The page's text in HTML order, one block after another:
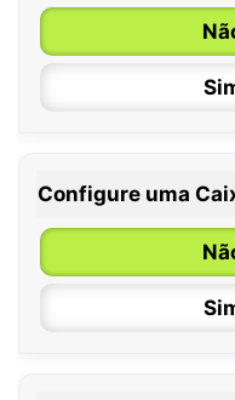
6 /
Configure uma